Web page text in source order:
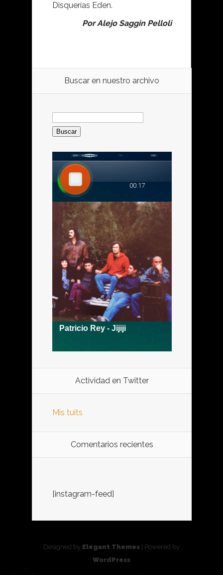
Disquerías Eden.
Por Alejo Saggin Pelloli
Buscar en nuestro archivo
Buscar:
Actividad en Twitter
Mis tuits
Comentarios recientes
[instagram-feed]
Designed by Elegant Themes | Powered by
WordPress